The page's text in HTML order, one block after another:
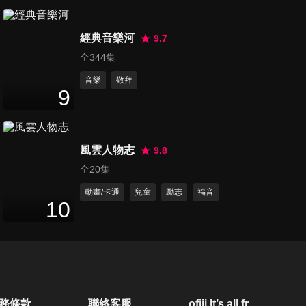
49分鐘
9
經典音樂河
9.7
全344集
音樂 敬拜
10
風雲人物志
9.8
全20集
動畫/卡通 兒童 勵志 福音
條款 聯絡客服